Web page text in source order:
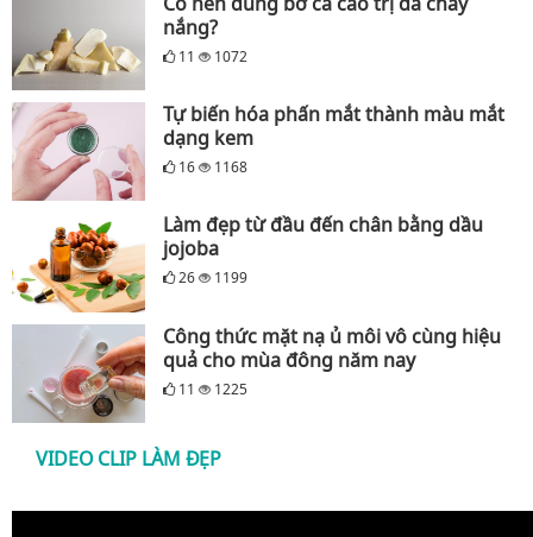
nắng?
11 1072
Tự biến hóa phấn mắt thành màu mắt
dạng kem
16 1168
Làm đẹp từ đầu đến chân bằng dầu
jojoba
26 1199
Công thức mặt nạ ủ môi vô cùng hiệu
quả cho mùa đông năm nay
11 1225
VIDEO CLIP LÀM ĐẸP